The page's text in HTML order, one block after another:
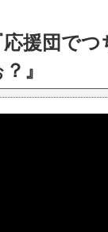
援団で
』